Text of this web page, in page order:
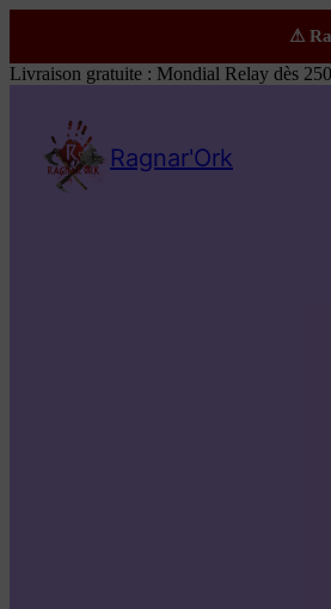
Livraison gratuite : Mondial Relay dès
Ragnar'Ork